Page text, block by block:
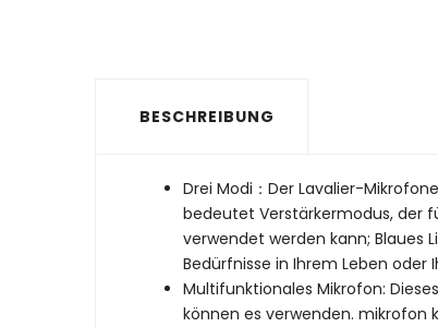
BESCHREIBUNG
Drei Modi：Der Lavalier-
bedeutet Verstärkermodus, der
verwendet werden kann; Blaues
Bedürfnisse in Ihrem Leben oder
Multifunktionales Mikrofon:
können es verwenden. mikrofon